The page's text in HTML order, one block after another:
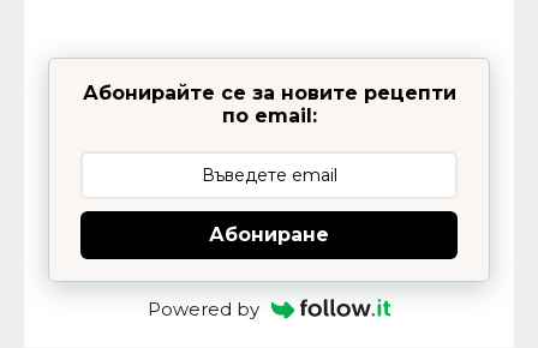
Абонирайте се за новите рецепти
по email:
Абониране
Powered by